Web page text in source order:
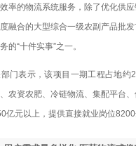
率的物流系统服务，除了优化供
融合的大型综合一级农副产品批
的“十件实事”之一。
表示，该项目一期工程占地约
农资农肥、冷链物流、集配平台、
亿元以上，提供直接就业岗位8200